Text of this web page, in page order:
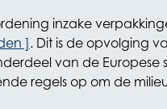
inzake
]. Dit is de opvolging
van de
regels op om de